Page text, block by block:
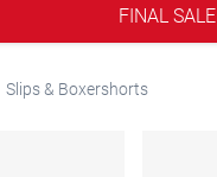
FINAL SALE
Slips & Boxershorts